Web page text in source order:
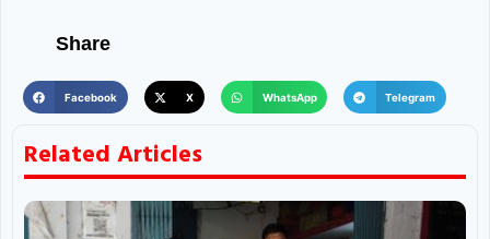
Share
Facebook X WhatsApp Telegram
Related Articles